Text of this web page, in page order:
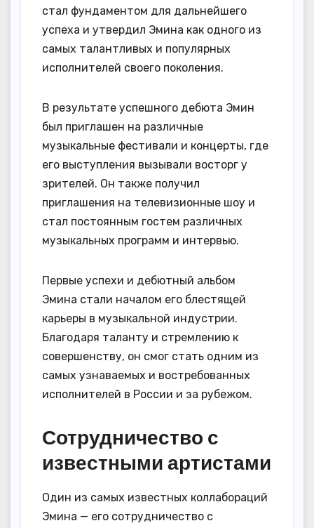
стал фундаментом для дальнейшего
успеха и утвердил Эмина как одного из
самых талантливых и популярных
исполнителей своего поколения.
В результате успешного дебюта Эмин
был приглашен на различные
музыкальные фестивали и концерты, где
его выступления вызывали восторг у
зрителей. Он также получил
приглашения на телевизионные шоу и
стал постоянным гостем различных
музыкальных программ и интервью.
Первые успехи и дебютный альбом
Эмина стали началом его блестящей
карьеры в музыкальной индустрии.
Благодаря таланту и стремлению к
совершенству, он смог стать одним из
самых узнаваемых и востребованных
исполнителей в России и за рубежом.
Сотрудничество с
известными артистами
Один из самых известных коллабораций
Эмина — его сотрудничество с